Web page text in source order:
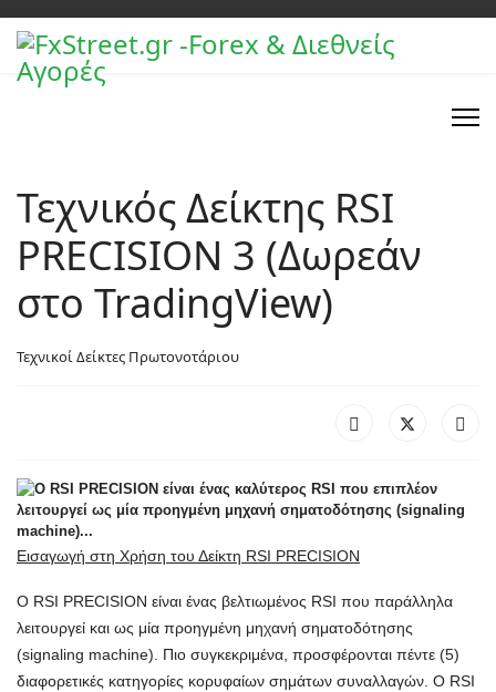
Τεχνικός Δείκτης RSI
PRECISION 3 (Δωρεάν
στο TradingView)
Τεχνικοί Δείκτες Πρωτονοτάριου
Εισαγωγή στη Χρήση του Δείκτη RSI PRECISION
Ο RSI PRECISION είναι ένας βελτιωμένος RSI που παράλληλα
λειτουργεί και ως μία προηγμένη μηχανή σηματοδότησης
(signaling machine). Πιο συγκεκριμένα, προσφέρονται πέντε (5)
διαφορετικές κατηγορίες κορυφαίων σημάτων συναλλαγών. Ο RSI